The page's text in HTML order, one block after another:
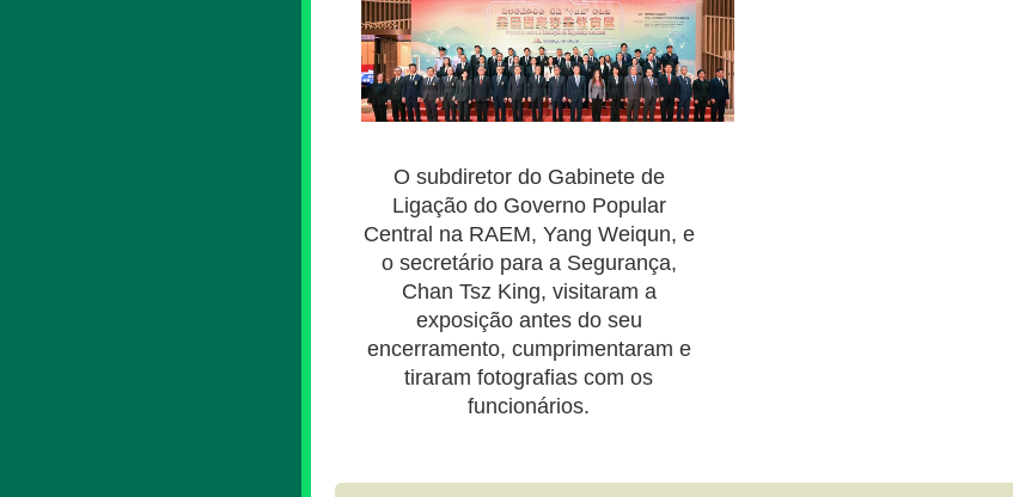
O subdiretor do Gabinete de
Ligação do Governo Popular
Central na RAEM, Yang Weiqun, e
o secretário para a Segurança,
Chan Tsz King, visitaram a
exposição antes do seu
encerramento, cumprimentaram e
tiraram fotografias com os
funcionários.